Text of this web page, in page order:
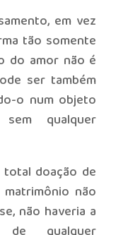
em vez
tão somente
do amor não é
ser também
o num objeto
qualquer
doação de
não
não haveria a